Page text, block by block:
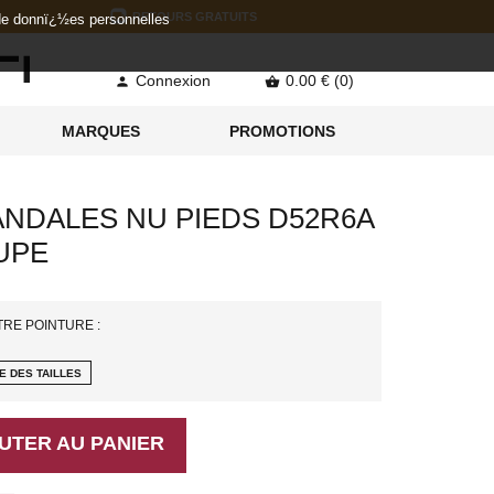
RETOURS GRATUITS
 Connexion  0.00 € (0)
MARQUES PROMOTIONS
NU PIEDS D52R6A
POINTURE :
DES TAILLES
AU PANIER
donnï¿½es personnelles